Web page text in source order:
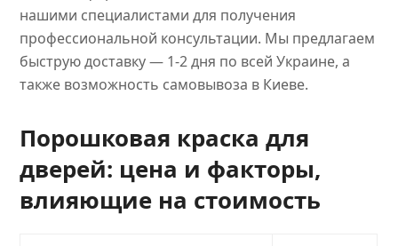
нашими специалистами для получения
профессиональной консультации. Мы предлагаем
быструю доставку — 1-2 дня по всей Украине, а
также возможность самовывоза в Киеве.
Порошковая краска для
дверей: цена и факторы,
влияющие на стоимость